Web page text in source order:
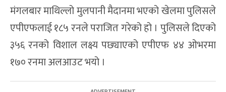
मंगलबार माथिल्लो मुलपानी मैदानमा भएको खेलमा पुलिसले
एपीएफलाई १८५ रनले पराजित गरेको हो । पुलिसले दिएको
३५६ रनको विशाल लक्ष्य पछ्याएको एपीएफ ४४ ओभरमा
१७० रनमा अलआउट भयो ।